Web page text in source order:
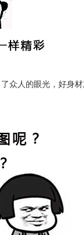
众人的眼光，好身